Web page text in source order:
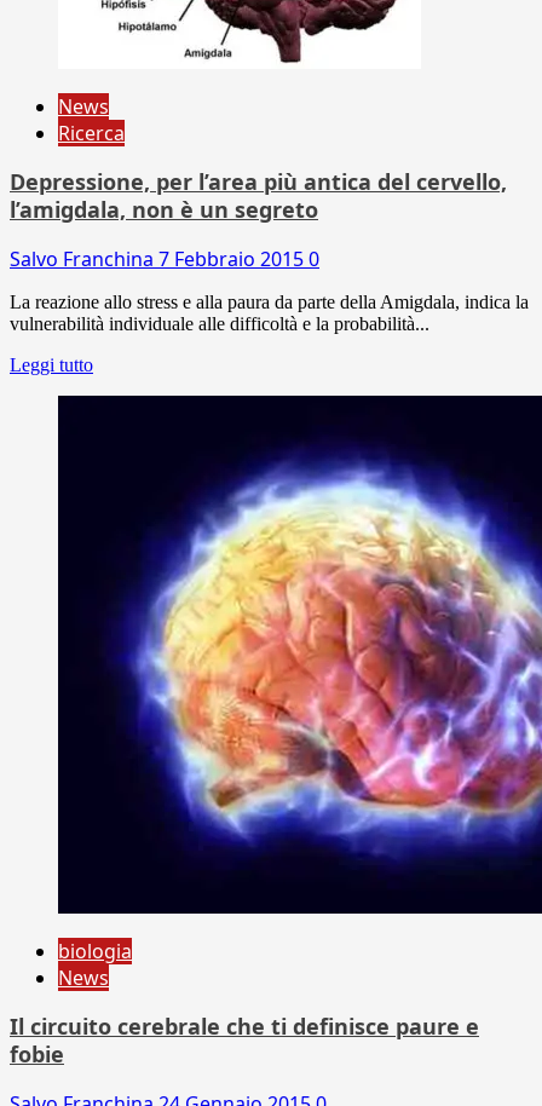
News
Ricerca
Depressione, per l’area più antica del cervello,
l’amigdala, non è un segreto
Salvo Franchina 7 Febbraio 20150
La reazione allo stress e alla paura da parte della Amigdala, indica la
vulnerabilità individuale alle difficoltà e la probabilità...
Leggi tutto
biologia
News
Il circuito cerebrale che ti definisce paure e
fobie